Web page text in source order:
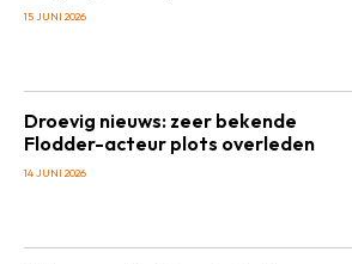
15 JUNI 2026
Droevig nieuws: zeer bekende
Flodder-acteur plots overleden
14 JUNI 2026